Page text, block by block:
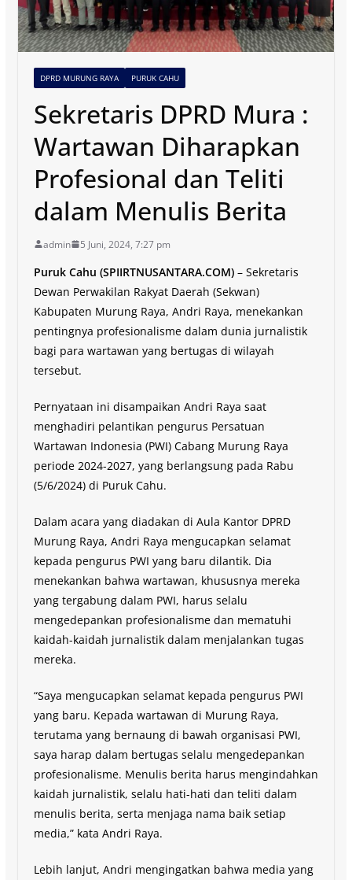
DPRD MURUNG RAYA PURUK CAHU
Sekretaris DPRD Mura :
Wartawan Diharapkan
Profesional dan Teliti
dalam Menulis Berita
admin 5 Juni, 2024, 7:27 pm
Puruk Cahu (SPIIRTNUSANTARA.COM)– Sekretaris
Dewan Perwakilan Rakyat Daerah (Sekwan)
Kabupaten Murung Raya, Andri Raya, menekankan
pentingnya profesionalisme dalam dunia jurnalistik
bagi para wartawan yang bertugas di wilayah
tersebut.
Pernyataan ini disampaikan Andri Raya saat
menghadiri pelantikan pengurus Persatuan
Wartawan Indonesia (PWI) Cabang Murung Raya
periode 2024-2027, yang berlangsung pada Rabu
(5/6/2024) di Puruk Cahu.
Dalam acara yang diadakan di Aula Kantor DPRD
Murung Raya, Andri Raya mengucapkan selamat
kepada pengurus PWI yang baru dilantik. Dia
menekankan bahwa wartawan, khususnya mereka
yang tergabung dalam PWI, harus selalu
mengedepankan profesionalisme dan mematuhi
kaidah-kaidah jurnalistik dalam menjalankan tugas
mereka.
“Saya mengucapkan selamat kepada pengurus PWI
yang baru. Kepada wartawan di Murung Raya,
terutama yang bernaung di bawah organisasi PWI,
saya harap dalam bertugas selalu mengedepankan
profesionalisme. Menulis berita harus mengindahkan
kaidah jurnalistik, selalu hati-hati dan teliti dalam
menulis berita, serta menjaga nama baik setiap
media,” kata Andri Raya.
Lebih lanjut, Andri mengingatkan bahwa media yang